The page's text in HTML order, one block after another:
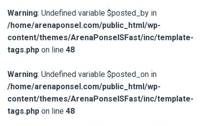
Warning: Undefined variable $posted_by in
/home/arenaponsel.com/public_html/wp-
content/themes/ArenaPonselSFast/inc/template-
tags.php on line 48
Warning: Undefined variable $posted_on in
/home/arenaponsel.com/public_html/wp-
content/themes/ArenaPonselSFast/inc/template-
tags.php on line 48